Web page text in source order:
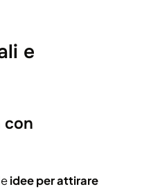
e
con
idee per attirare